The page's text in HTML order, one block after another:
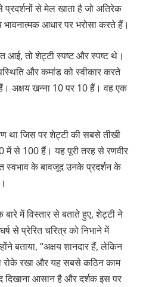
से मेल खाता है जो अतिरेक
आधार पर भरोसा करते हैं।
आई, तो शेट्टी स्पष्ट और स्पष्ट थे।
और कमांड को स्वीकार करते
हैं। अक्षय खन्ना 10 पर 10 हैं। वह एक
था जिस पर शेट्टी की सबसे तीखी
में से 100 हैं। यह पूरी तरह से रणवीर
स्वभाव के बावजूद उनके प्रदर्शन के
में विस्तार से बताते हुए, शेट्टी ने
से प्रेरित चरित्र को निभाने में
बताया, “अक्षय शानदार हैं, लेकिन
रोके रखा और यह सबसे कठिन काम
आसान है और दर्शक इस पर